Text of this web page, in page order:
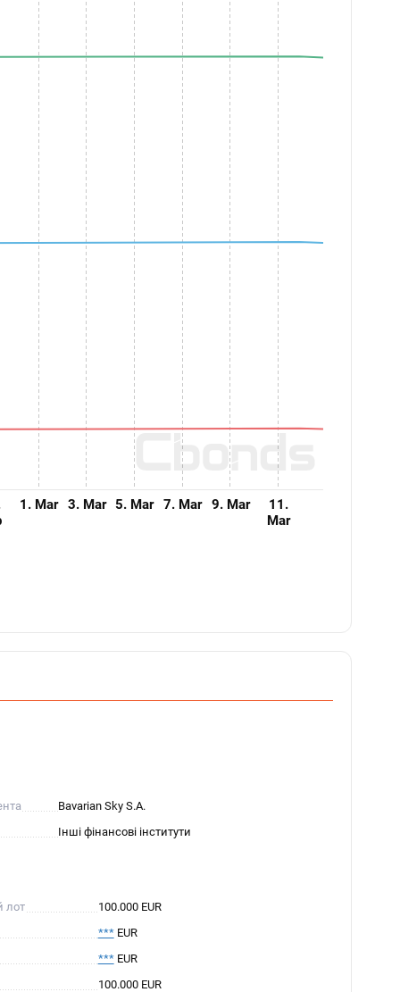
1. Mar 3. Mar 5. Mar 7. Mar 9. Mar
11.
Mar
Bavarian Sky S.A.
Інші фінансові інститути
лот
100.000 EUR
***EUR
***EUR
100.000 EUR